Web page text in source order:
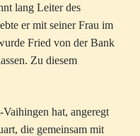
lang Leiter des
er mit seiner Frau im
Fried von der Bank
Zu diesem
hat, angeregt
die gemeinsam mit